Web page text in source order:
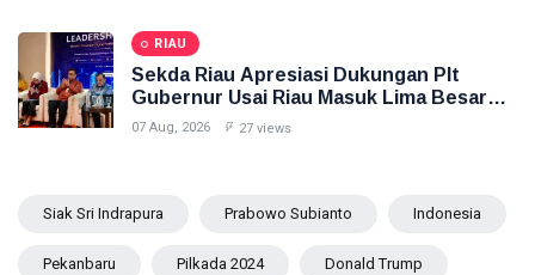
RIAU
Sekda Riau Apresiasi Dukungan Plt
Gubernur Usai Riau Masuk Lima Besar
ADLG Awards 2026
07 Aug, 2026 27 views
Siak Sri Indrapura Prabowo Subianto Indonesia
Pekanbaru Pilkada 2024 Donald Trump